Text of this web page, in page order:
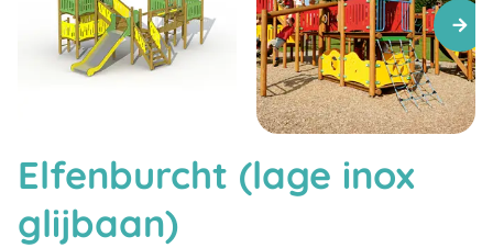
Elfenburcht (lage inox
glijbaan)